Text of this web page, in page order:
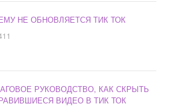
НЕ ОБНОВЛЯЕТСЯ ТИК ТОК
РУКОВОДСТВО, КАК СКРЫТЬ
ВИДЕО В ТИК ТОК